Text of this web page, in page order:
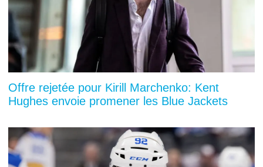
Offre rejetée pour Kirill Marchenko: Kent
Hughes envoie promener les Blue Jackets